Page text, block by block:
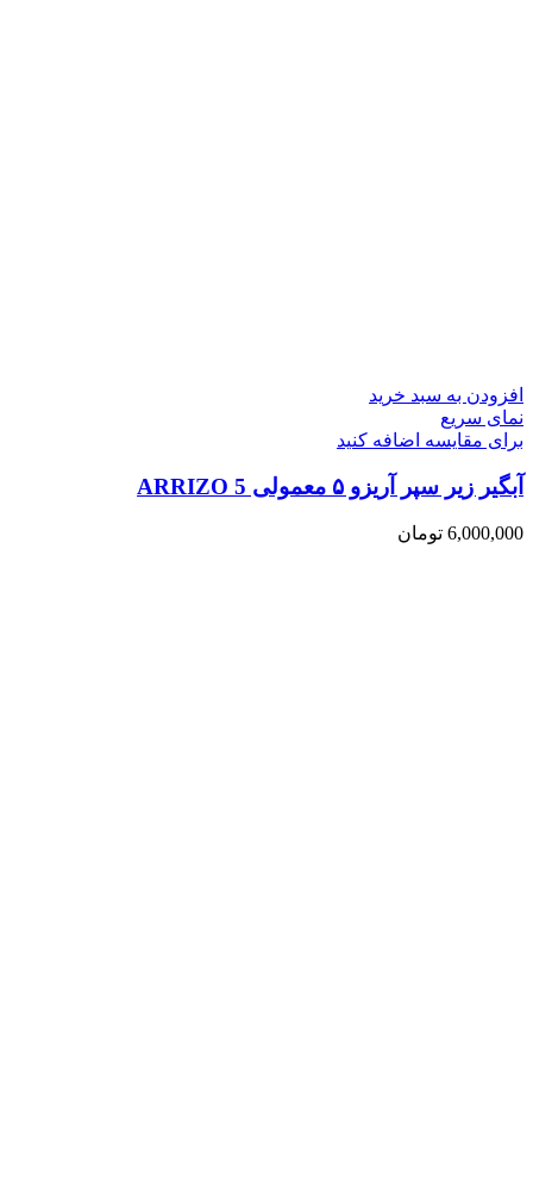
افزودن به سبد خرید
نمای سریع
برای مقایسه اضافه کنید
آبگیر زیر سپر آریزو ۵ معمولی ARRIZO 5
6,000,000 تومان